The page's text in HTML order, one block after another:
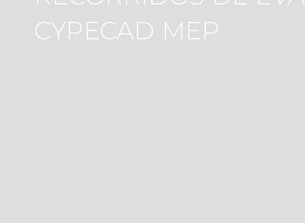
CYPECAD MEP